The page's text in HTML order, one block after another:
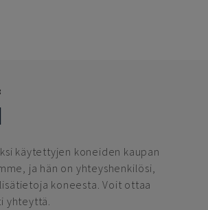
käytettyjen koneiden kaupan
ja hän on yhteyshenkilösi,
koneesta. Voit ottaa
yhteyttä.